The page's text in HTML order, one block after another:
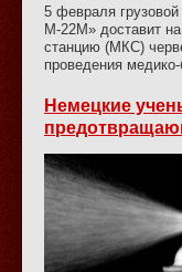
5 февраля грузовой
М-22М» доставит
станцию (МКС)
проведения медико-
Немецкие